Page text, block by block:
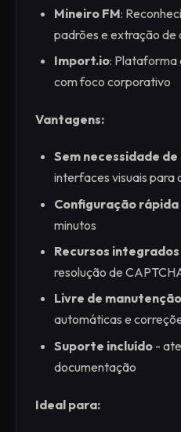
Mineiro FM:
padrões e extração de
Import.io: Plataforma
com foco corporativo
Vantagens:
Sem necessidade
interfaces visuais para
Configuração rápida
minutos
Recursos integrados
resolução de
Livre de manutenção
automáticas e
Suporte incluído -
documentação
Ideal para: